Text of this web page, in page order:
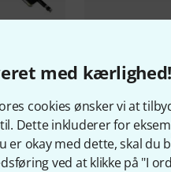
med kærlighed!
cookies ønsker vi at
Dette inkluderer for
er okay med dette, skal
ved at klikke på "I
ArtinoCello
Edition
289 kr